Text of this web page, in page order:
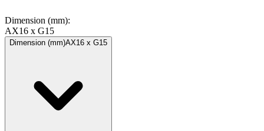
Dimension (mm):
AX16 x G15
Dimension (mm)AX16 x G15